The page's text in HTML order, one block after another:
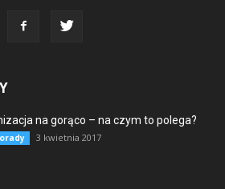
na gorąco – na czym to polega?
3 kwietnia 2017